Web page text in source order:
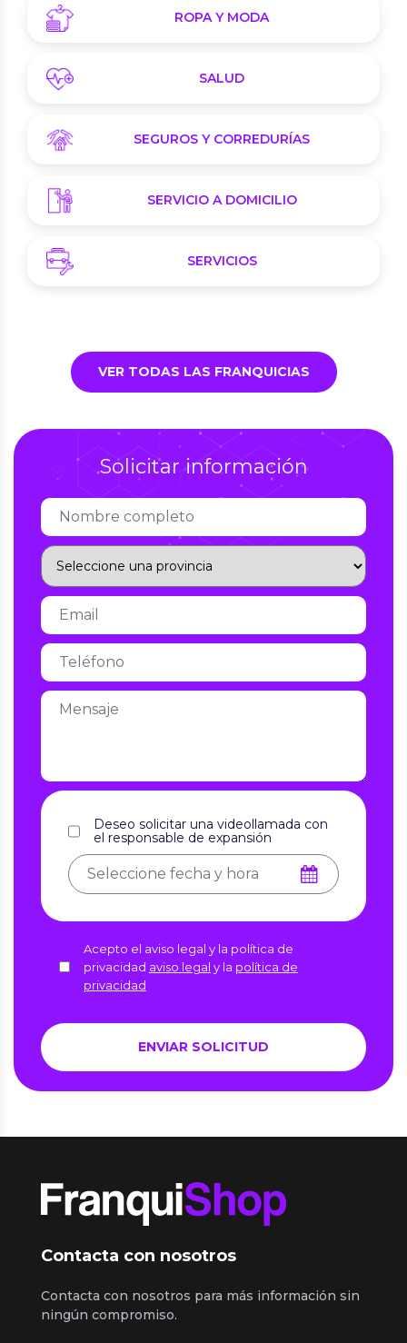
ROPA Y MODA
SALUD
SEGUROS Y CORREDURÍAS
SERVICIO A DOMICILIO
SERVICIOS
VER TODAS LAS FRANQUICIAS
Solicitar información
Deseo solicitar una videollamada con
el responsable de expansión
Acepto el aviso legal y la política de
privacidad aviso legal y la política de
privacidad
Contacta con nosotros
Contacta con nosotros para más información sin
ningún compromiso.